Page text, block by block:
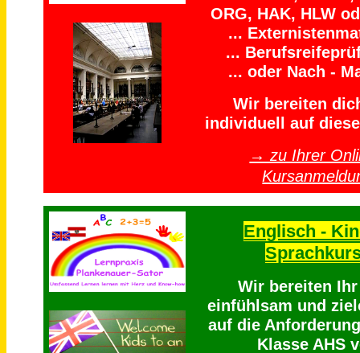
ORG, HAK, HLW
...
...
... oder Nach -
Wir bereiten
individuell auf
→ zu Ihrer
Englisch -
Wir bereiten
einfühlsam und
auf die
Klasse AHS